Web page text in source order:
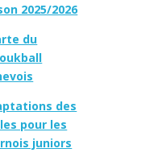
2025/2026
du
des
pour les
juniors